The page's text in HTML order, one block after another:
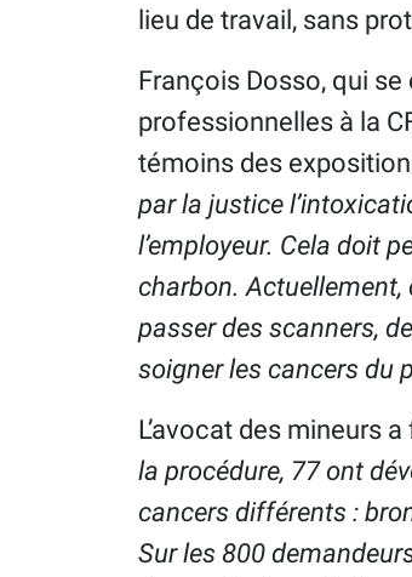
lieu de travail, sans
François Dosso, qui
professionnelles à la
témoins des
par la justice
l’employeur. Cela doit
charbon.
passer des scanners,
soigner les cancers du
L’avocat des mineurs
la procédure, 77 ont
cancers différents :
Sur les 800